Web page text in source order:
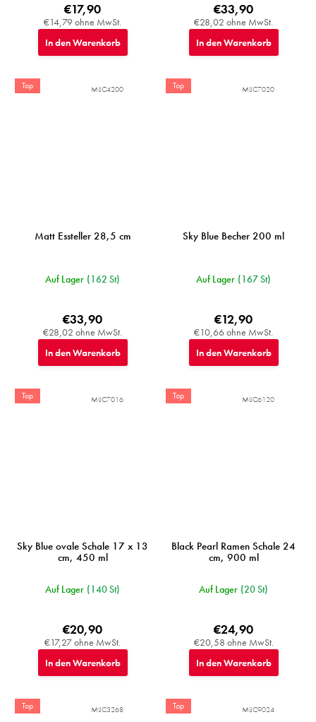
€14,79 ohne MwSt.
€17,90
In den Warenkorb
€28,02 ohne MwSt.
€33,90
In den Warenkorb
Top
Matt Essteller 28,5 cm
Auf Lager (162 St)
€28,02 ohne MwSt.
€33,90
In den Warenkorb
MIJC4200 Top
Sky Blue Becher 200 ml
Auf Lager (167 St)
€10,66 ohne MwSt.
€12,90
In den Warenkorb
MIJC7020
Top
Sky Blue ovale Schale 17 x 13
cm, 450 ml
Auf Lager (140 St)
€17,27 ohne MwSt.
€20,90
In den Warenkorb
MIJC7016 Top
Black Pearl Ramen Schale 24
cm, 900 ml
Auf Lager (20 St)
€20,58 ohne MwSt.
€24,90
In den Warenkorb
MIJC6120
Top MIJC3268 Top MIJC9024